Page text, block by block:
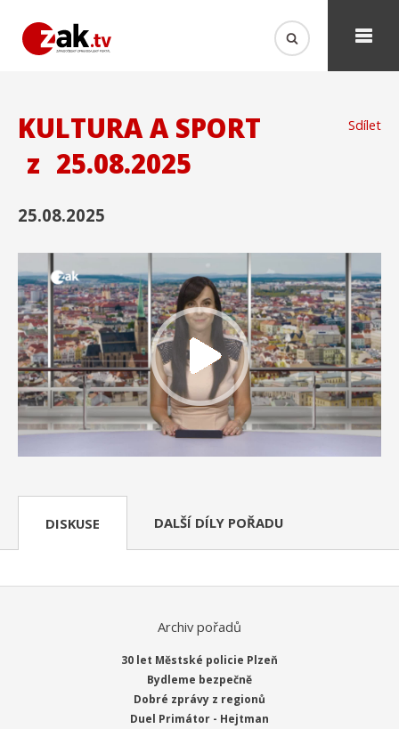
Sdílet
KULTURA A SPORT
z 25.08.2025
25.08.2025
DISKUSE DALŠÍ DÍLY POŘADU
Archiv pořadů
30 let Městské policie Plzeň
Bydleme bezpečně
Dobré zprávy z regionů
Duel Primátor - Hejtman